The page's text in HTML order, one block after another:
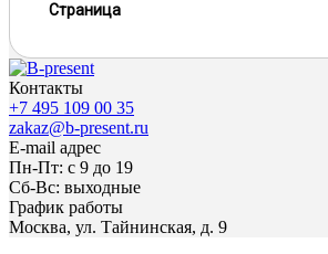
Страница
Контакты
+7 495 109 00 35
zakaz@b-present.ru
E-mail адрес
Пн-Пт: с 9 до 19
Сб-Вс: выходные
График работы
Москва, ул. Тайнинская, д. 9